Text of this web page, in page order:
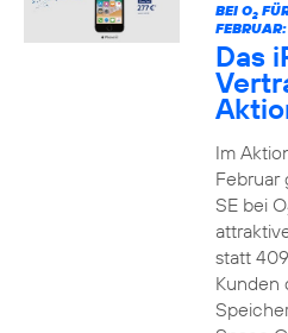
BEI O2
FEBRUAR:
Das
Im
Februar
SE bei O
statt
Kunden